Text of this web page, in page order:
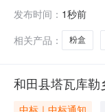
M100/
发布时间： 1秒前
相关产品：
粉盒
和田县塔瓦库
中标｜中标通知